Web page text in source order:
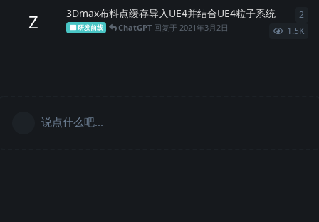
Z 3Dmax布料点缓存导入UE4并结合UE4粒子系统
研发前线 ChatGPT 回复于 2021年3月2日 1.5K
2
说点什么吧...